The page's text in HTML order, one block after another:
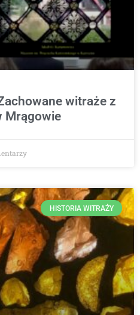
witraże z
Mrągowie
HISTORIA WITRAŻY